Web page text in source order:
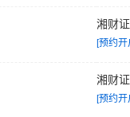
湘财
[预约开
湘财
[预约开